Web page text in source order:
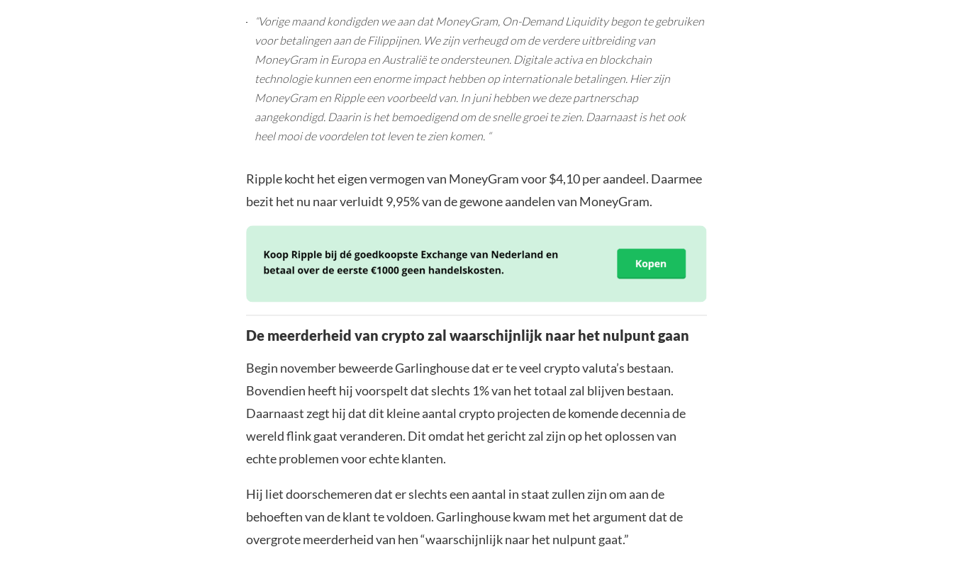
“Vorige maand kondigden we aan dat MoneyGram, On-Demand Liquidity begon te gebruiken
voor betalingen aan de Filippijnen. We zijn verheugd om de verdere uitbreiding van
MoneyGram in Europa en Australië te ondersteunen. Digitale activa en blockchain
technologie kunnen een enorme impact hebben op internationale betalingen. Hier zijn
MoneyGram en Ripple een voorbeeld van. In juni hebben we deze partnerschap
aangekondigd. Daarin is het bemoedigend om de snelle groei te zien. Daarnaast is het ook
heel mooi de voordelen tot leven te zien komen. “
Ripple kocht het eigen vermogen van MoneyGram voor $4,10 per aandeel. Daarmee
bezit het nu naar verluidt 9,95% van de gewone aandelen van MoneyGram.
De meerderheid van crypto zal waarschijnlijk naar het nulpunt gaan
Begin november beweerde Garlinghouse dat er te veel crypto valuta’s bestaan.
Bovendien heeft hij voorspelt dat slechts 1% van het totaal zal blijven bestaan.
Daarnaast zegt hij dat dit kleine aantal crypto projecten de komende decennia de
wereld flink gaat veranderen. Dit omdat het gericht zal zijn op het oplossen van
echte problemen voor echte klanten.
Hij liet doorschemeren dat er slechts een aantal in staat zullen zijn om aan de
behoeften van de klant te voldoen. Garlinghouse kwam met het argument dat de
overgrote meerderheid van hen “waarschijnlijk naar het nulpunt gaat.”